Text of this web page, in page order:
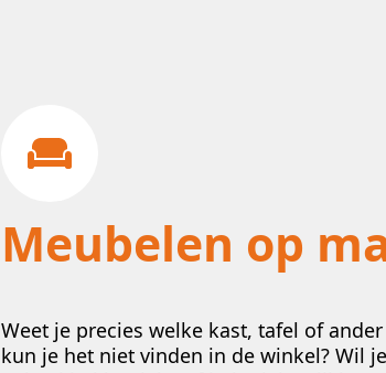
Meubelen op
Weet je precies welke kast, tafel of
kun je het niet vinden in de winkel? Wil